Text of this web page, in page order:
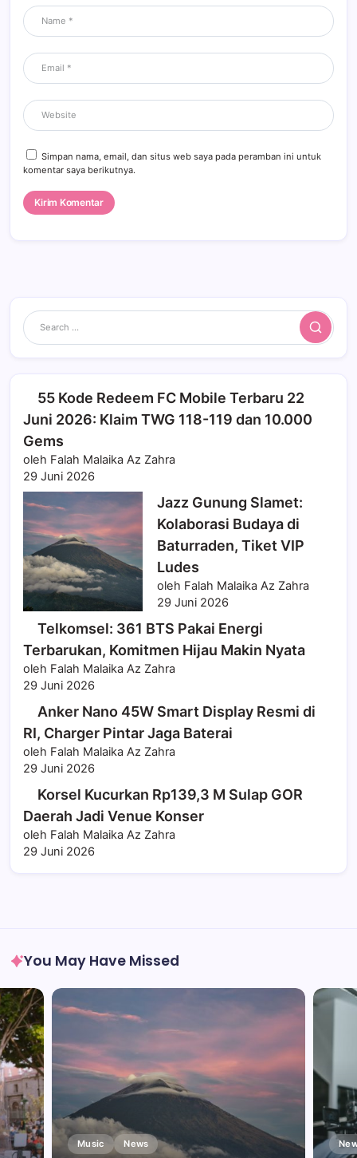
Simpan nama, email, dan situs web saya pada peramban ini untuk
komentar saya berikutnya.
Search
55 Kode Redeem FC Mobile Terbaru 22
Juni 2026: Klaim TWG 118-119 dan 10.000
Gems
oleh Falah Malaika Az Zahra
29 Juni 2026
Jazz Gunung Slamet:
Kolaborasi Budaya di
Baturraden, Tiket VIP
Ludes
oleh Falah Malaika Az Zahra
29 Juni 2026
Telkomsel: 361 BTS Pakai Energi
Terbarukan, Komitmen Hijau Makin Nyata
oleh Falah Malaika Az Zahra
29 Juni 2026
Anker Nano 45W Smart Display Resmi di
RI, Charger Pintar Jaga Baterai
oleh Falah Malaika Az Zahra
29 Juni 2026
Korsel Kucurkan Rp139,3 M Sulap GOR
Daerah Jadi Venue Konser
oleh Falah Malaika Az Zahra
29 Juni 2026
You May Have Missed
Music News